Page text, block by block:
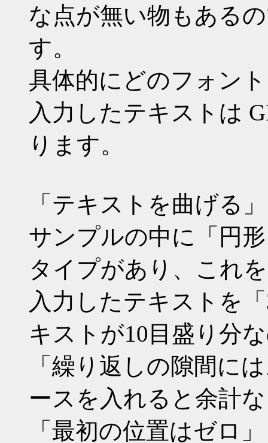
な点が無い物もある
す。
具体的にどのフォン
入力したテキストは
ります。
「テキストを曲げる
サンプルの中に「円
タイプがあり、これ
入力したテキストを
キストが10目盛り分
「繰り返しの隙間に
ースを入れると余計
「最初の位置はゼロ